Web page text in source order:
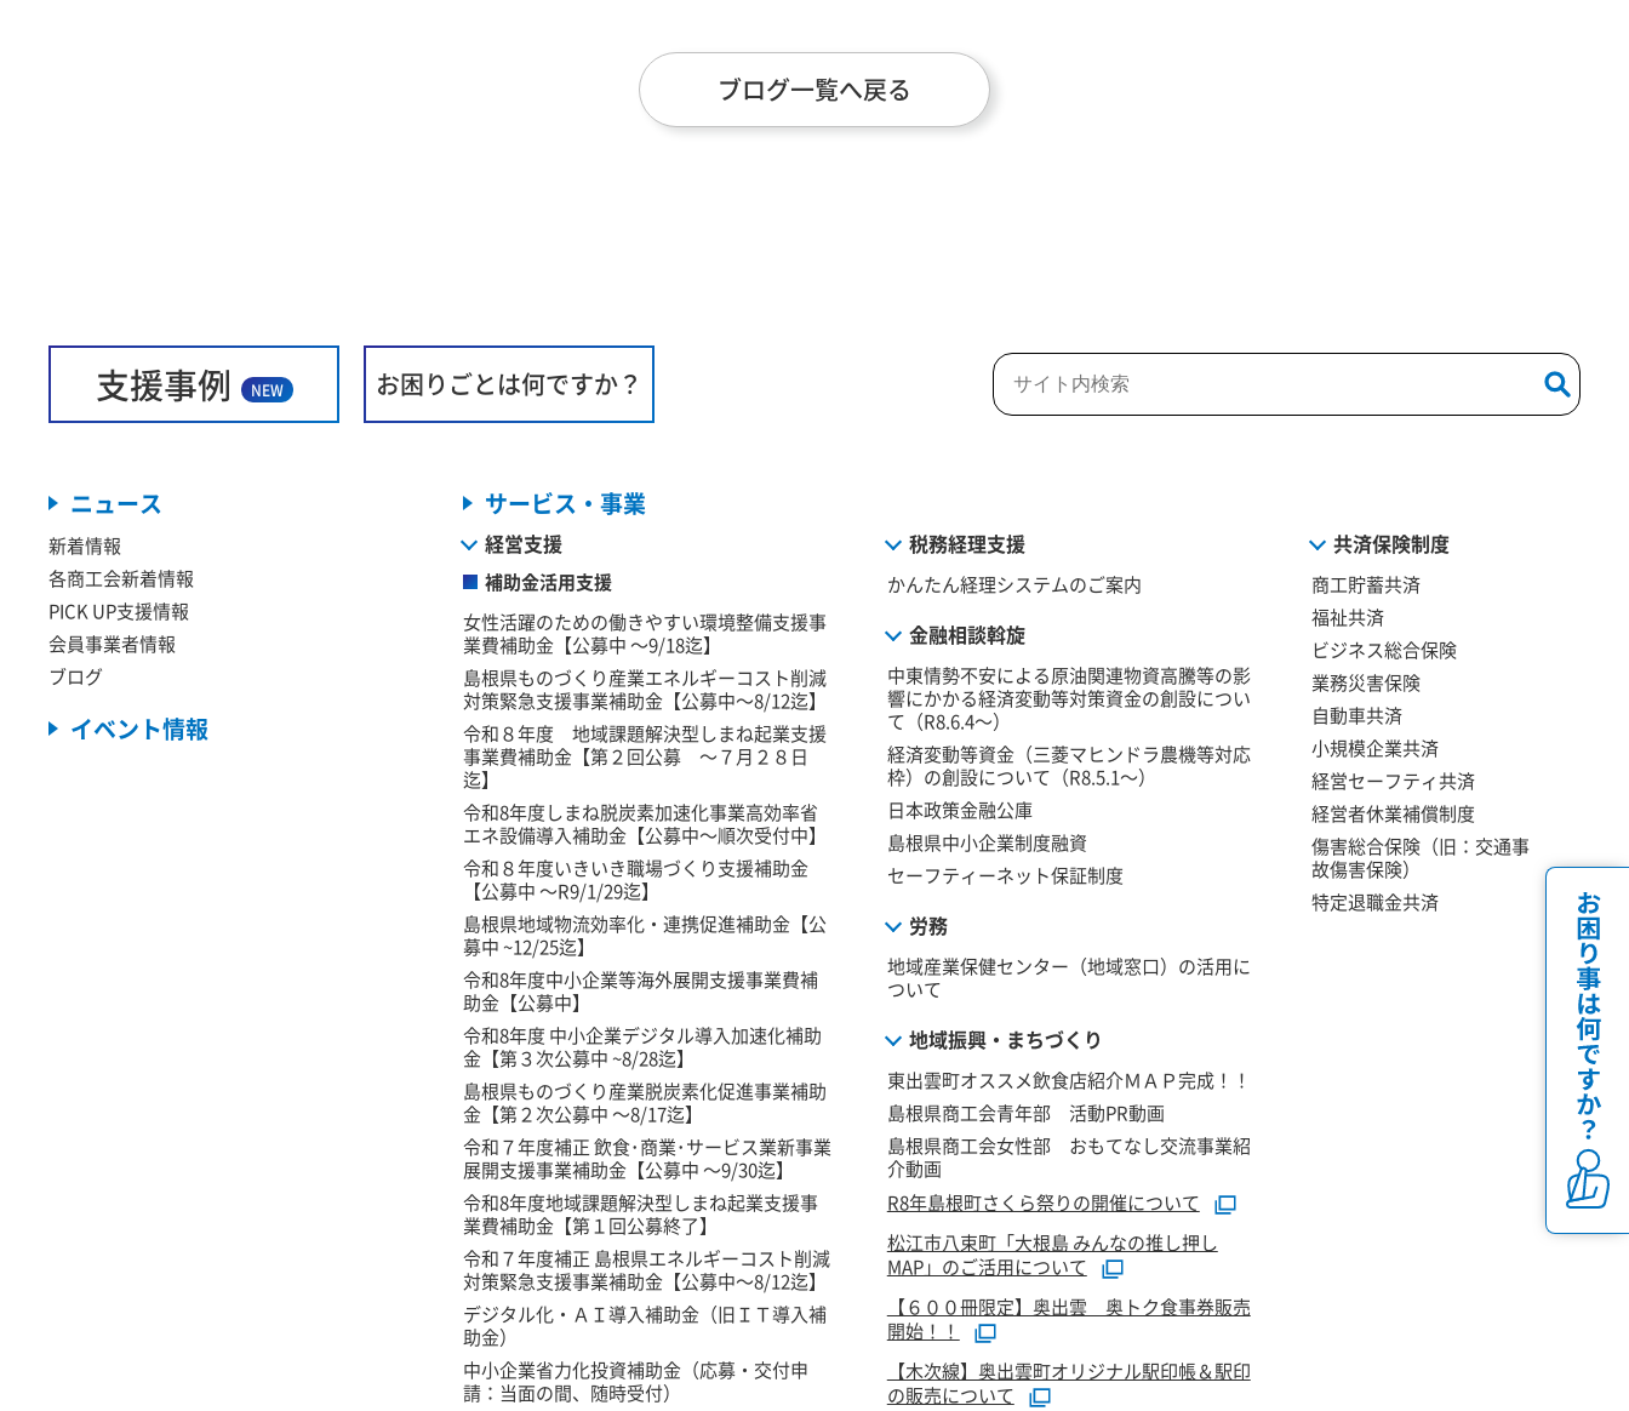
ブログ一覧へ戻る
支援事例 NEW お困りごとは何ですか？
ニュース
新着情報
各商工会新着情報
PICK UP支援情報
会員事業者情報
ブログ
イベント情報
サービス・事業
経営支援
補助金活用支援
女性活躍のための働きやすい環境整備支援事
業費補助金【公募中 ～9/18迄】
島根県ものづくり産業エネルギーコスト削減
対策緊急支援事業補助金【公募中～8/12迄】
令和８年度 地域課題解決型しまね起業支援
事業費補助金【第２回公募 ～７月２８日
迄】
令和8年度しまね脱炭素加速化事業高効率省
エネ設備導入補助金【公募中～順次受付中】
令和８年度いきいき職場づくり支援補助金
【公募中 ～R9/1/29迄】
島根県地域物流効率化・連携促進補助金【公
募中 ~12/25迄】
令和8年度中小企業等海外展開支援事業費補
助金【公募中】
令和8年度 中小企業デジタル導入加速化補助
金【第３次公募中 ~8/28迄】
島根県ものづくり産業脱炭素化促進事業補助
金【第２次公募中 ～8/17迄】
令和７年度補正 飲食･商業･サービス業新事業
展開支援事業補助金【公募中 ～9/30迄】
令和8年度地域課題解決型しまね起業支援事
業費補助金【第１回公募終了】
令和７年度補正 島根県エネルギーコスト削減
対策緊急支援事業補助金【公募中～8/12迄】
デジタル化・ＡＩ導入補助金（旧ＩＴ導入補
助金）
中小企業省力化投資補助金（応募・交付申
請：当面の間、随時受付）
税務経理支援
かんたん経理システムのご案内
金融相談斡旋
中東情勢不安による原油関連物資高騰等の影
響にかかる経済変動等対策資金の創設につい
て（R8.6.4～）
経済変動等資金（三菱マヒンドラ農機等対応
枠）の創設について（R8.5.1～）
日本政策金融公庫
島根県中小企業制度融資
セーフティーネット保証制度
労務
地域産業保健センター（地域窓口）の活用に
ついて
地域振興・まちづくり
東出雲町オススメ飲食店紹介ＭＡＰ完成！！
島根県商工会青年部 活動PR動画
島根県商工会女性部 おもてなし交流事業紹
介動画
R8年島根町さくら祭りの開催について
松江市八束町「大根島 みんなの推し押し
MAP」のご活用について
【６００冊限定】奥出雲 奥トク食事券販売
開始！！
【木次線】奥出雲町オリジナル駅印帳＆駅印
の販売について
共済保険制度
商工貯蓄共済
福祉共済
ビジネス総合保険
業務災害保険
自動車共済
小規模企業共済
経営セーフティ共済
経営者休業補償制度
傷害総合保険（旧：交通事
故傷害保険）
特定退職金共済